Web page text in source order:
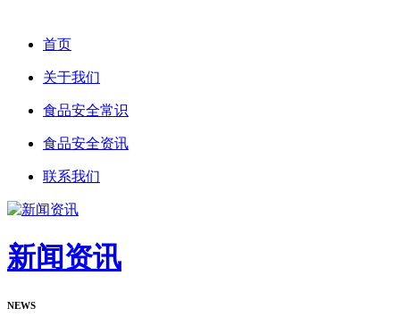
首页
关于我们
食品安全常识
食品安全资讯
联系我们
新闻资讯
NEWS